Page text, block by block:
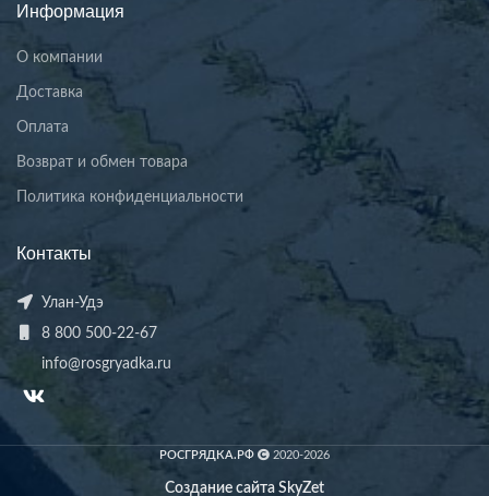
Информация
О компании
Доставка
Оплата
Возврат и обмен товара
Политика конфиденциальности
Контакты
Улан-Удэ
8 800 500-22-67
info@rosgryadka.ru
РОСГРЯДКА.РФ 2020-2026
Создание сайта SkyZet